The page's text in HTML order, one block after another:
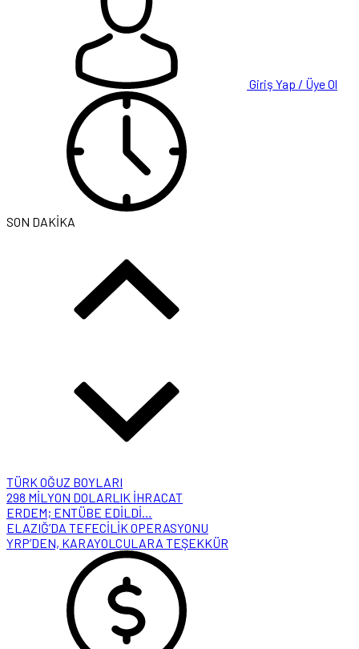
Giriş Yap / Üye Ol
SON DAKİKA
TÜRK OĞUZ BOYLARI
298 MİLYON DOLARLIK İHRACAT
ERDEM; ENTÜBE EDİLDİ…
ELAZIĞ’DA TEFECİLİK OPERASYONU
YRP’DEN, KARAYOLCULARA TEŞEKKÜR